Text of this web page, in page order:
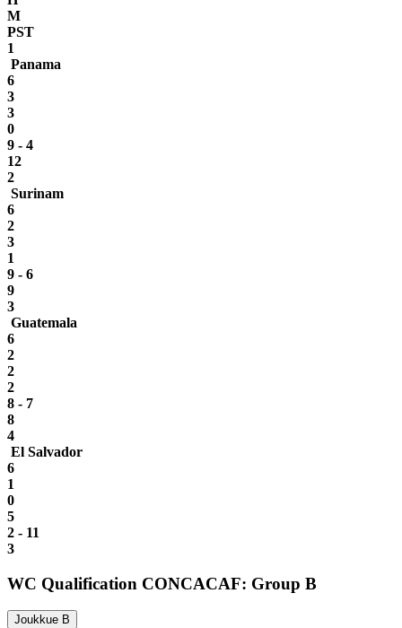
M
PST
1
Panama
6
3
3
0
9 - 4
12
2
Surinam
6
2
3
1
9 - 6
9
3
Guatemala
6
2
2
2
8 - 7
8
4
El Salvador
6
1
0
5
2 - 11
3
WC Qualification CONCACAF: Group B
Joukkue B